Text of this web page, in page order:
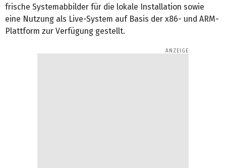
frische Systemabbilder für die lokale Installation sowie
eine Nutzung als Live-System auf Basis der x86- und ARM-
Plattform zur Verfügung gestellt.